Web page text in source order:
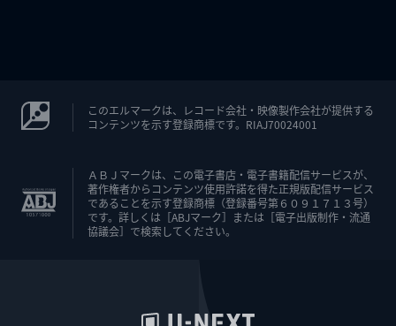
このエルマークは、レコード会社・映像製作会社が提供する
コンテンツを示す登録商標です。RIAJ70024001
ＡＢＪマークは、この電子書店・電子書籍配信サービスが、
著作権者からコンテンツ使用許諾を得た正規版配信サービス
であることを示す登録商標（登録番号第６０９１７１３号）
です。詳しくは［ABJマーク］または［電子出版制作・流通
協議会］で検索してください。